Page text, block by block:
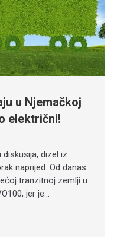
u Njemačkoj
električni!
dizel iz
naprijed. Od danas
tranzitnoj zemlji u
jer je…